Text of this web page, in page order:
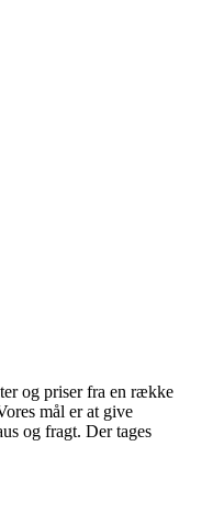
og priser fra en række
mål er at give
og fragt. Der tages